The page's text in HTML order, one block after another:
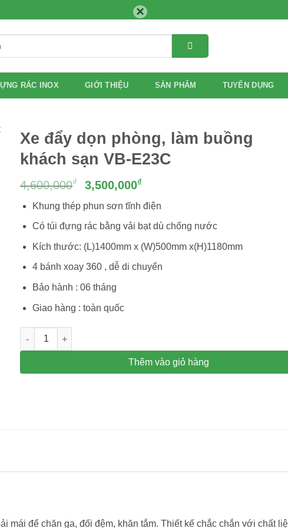
×
RÁC INOX GIỚI THIỆU SẢN PHẨM TUYỂN DỤNG
Xe đẩy dọn phòng, làm buồng
khách sạn VB-E23C
4,600,000₫
Giá
là:
4,600,000₫.
3,500,000₫
hiện
tại
là:
3,500,000₫.
Khung thép phun sơn tĩnh điện
Có túi đựng rác bằng vải bạt dù chống nước
Kích thước: (L)1400mm x (W)500mm x(H)1180mm
4 bánh xoay 360 , dễ di chuyển
Bảo hành : 06 tháng
Giao hàng : toàn quốc
Xe đẩy dọn phòng, làm buồng khách sạn VB-E23C số lượng
Thêm vào giỏ hàng
mái để chăn ga, đối đệm, khăn tắm. Thiết kế chắc chắn với chất